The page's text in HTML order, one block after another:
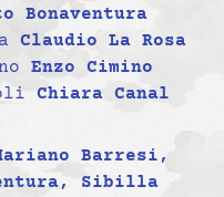
Bonaventura
Claudio La Rosa
Enzo Cimino
Chiara Canal
Barresi,
Sibilla